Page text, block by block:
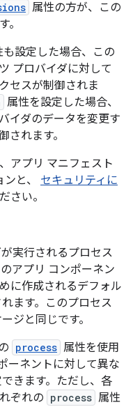
属性の方が、この
。
も設定した場合、この
プロバイダに対して
セスが制御されま
属性を設定した場合、
イダのデータを変更す
されます。
アプリ マニフェスト
と、 セキュリティに
さい。
実行されるプロセス
アプリ コンポーネン
に作成されるデフォル
ます。このプロセス
ジと同じです。
process 属性を使用
ーネントに対して異な
きます。ただし、各
ぞれの process 属性